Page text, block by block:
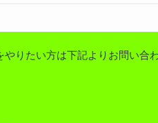
りたい方は下記よりお問い合